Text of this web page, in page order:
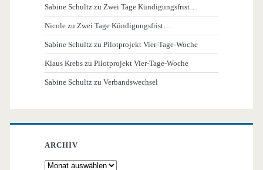
Sabine Schultz zu Zwei Tage Kündigungsfrist…
Nicole zu Zwei Tage Kündigungsfrist…
Sabine Schultz zuPilotprojekt Vier-Tage-Woche
Klaus Krebs zuPilotprojekt Vier-Tage-Woche
Sabine Schultz zuVerbandswechsel
ARCHIV
Archiv